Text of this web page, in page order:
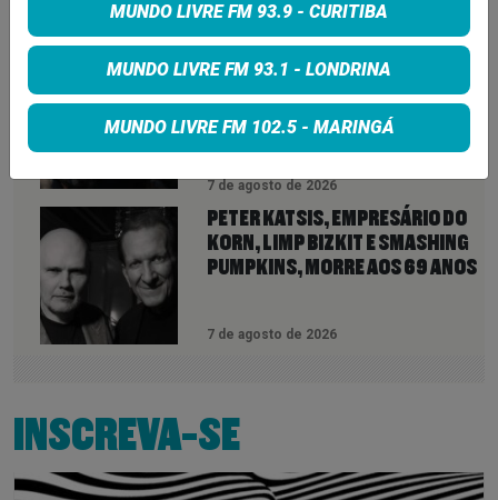
NEIL YOUNG ANUNCIA ÁLBUM
DE 11 MINUTOS QUE ANTECIPA
NOVA FASE COM OS CHROME
7 de agosto de 2026
PETER KATSIS, EMPRESÁRIO DO
KORN, LIMP BIZKIT E SMASHING
PUMPKINS, MORRE AOS 69 ANOS
7 de agosto de 2026
INSCREVA-SE
MUNDO LIVRE FM 93.9 - CURITIBA
MUNDO LIVRE FM 93.1 - LONDRINA
MUNDO LIVRE FM 102.5 - MARINGÁ